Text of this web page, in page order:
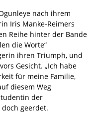
nach ihrem
Iris Manke-Reimers
Reihe hinter der Bande
die Worte“
ihren Triumph, und
Gesicht. „Ich habe
für meine Familie,
diesem Weg
der
geerdet.